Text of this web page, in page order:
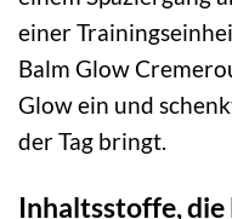
einer
Balm Glow
Glow ein und
der Tag bringt.
Inhaltsstoffe,